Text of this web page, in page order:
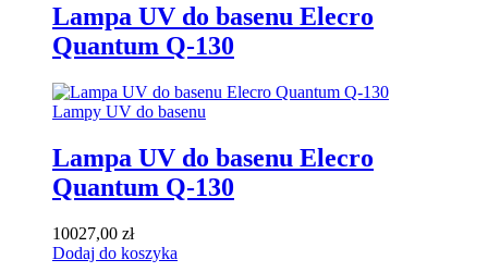
Lampa UV do basenu Elecro
Quantum Q-130
Lampy UV do basenu
Lampa UV do basenu Elecro
Quantum Q-130
10027,00 zł
Dodaj do koszyka